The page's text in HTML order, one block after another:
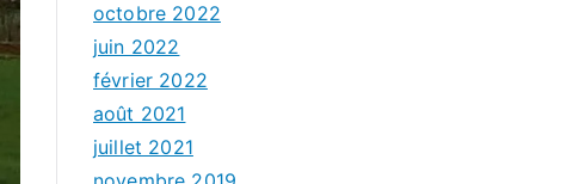
octobre 2022
juin 2022
février 2022
août 2021
juillet 2021